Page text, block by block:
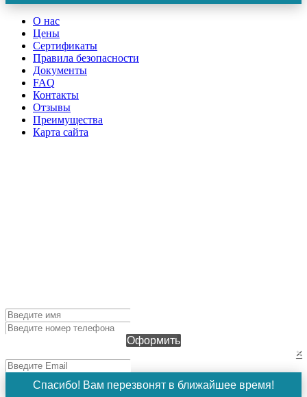
О нас
Цены
Сертификаты
Правила безопасности
Документы
FAQ
Контакты
Отзывы
Преимущества
Карта сайта
Оформить
×
Спасибо! Вам перезвонят в ближайшее время!